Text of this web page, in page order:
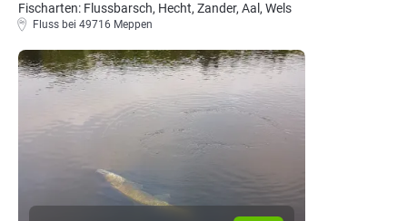
Fischarten: Flussbarsch, Hecht, Zander, Aal, Wels
Fluss bei 49716 Meppen